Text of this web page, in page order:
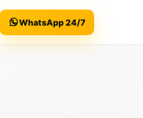
WhatsApp 24/7